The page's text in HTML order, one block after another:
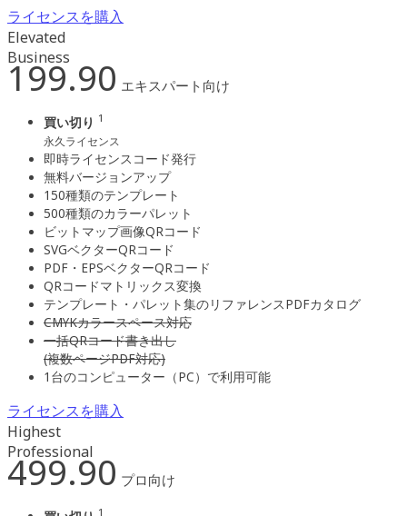
ライセンスを購入
Elevated
Business
199.90 エキスパート向け
買い切り 1
永久ライセンス
即時ライセンスコード発行
無料バージョンアップ
150種類のテンプレート
500種類のカラーパレット
ビットマップ画像QRコード
SVGベクターQRコード
PDF・EPSベクターQRコード
QRコードマトリックス変換
テンプレート・パレット集のリファレンスPDFカタログ
CMYKカラースペース対応
一括QRコード書き出し
(複数ページPDF対応)
1台のコンピューター（PC）で利用可能
ライセンスを購入
Highest
Professional
499.90 プロ向け
1